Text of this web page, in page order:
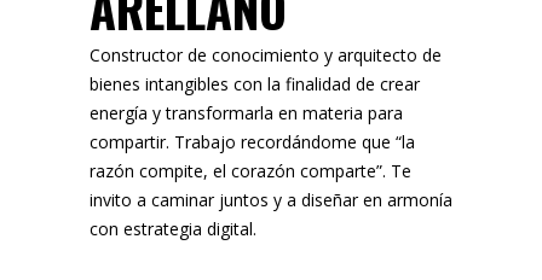
Constructor de conocimiento y arquitecto de
bienes intangibles con la finalidad de crear
energía y transformarla en materia para
compartir. Trabajo recordándome que “la
razón compite, el corazón comparte”. Te
invito a caminar juntos y a diseñar en armonía
con estrategia digital.